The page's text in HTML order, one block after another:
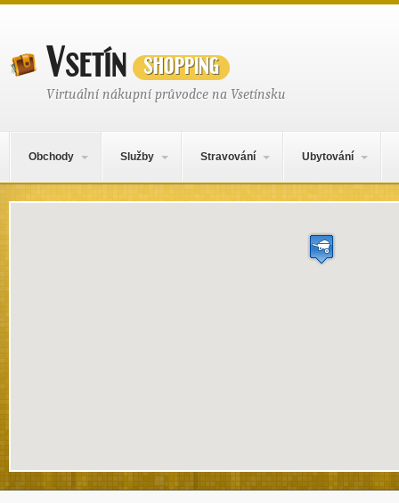
Vsetínshopping
Virtuální nákupní průvodce na Vsetínsku
Obchody Služby Stravování Ubytování
Mapa obsahu